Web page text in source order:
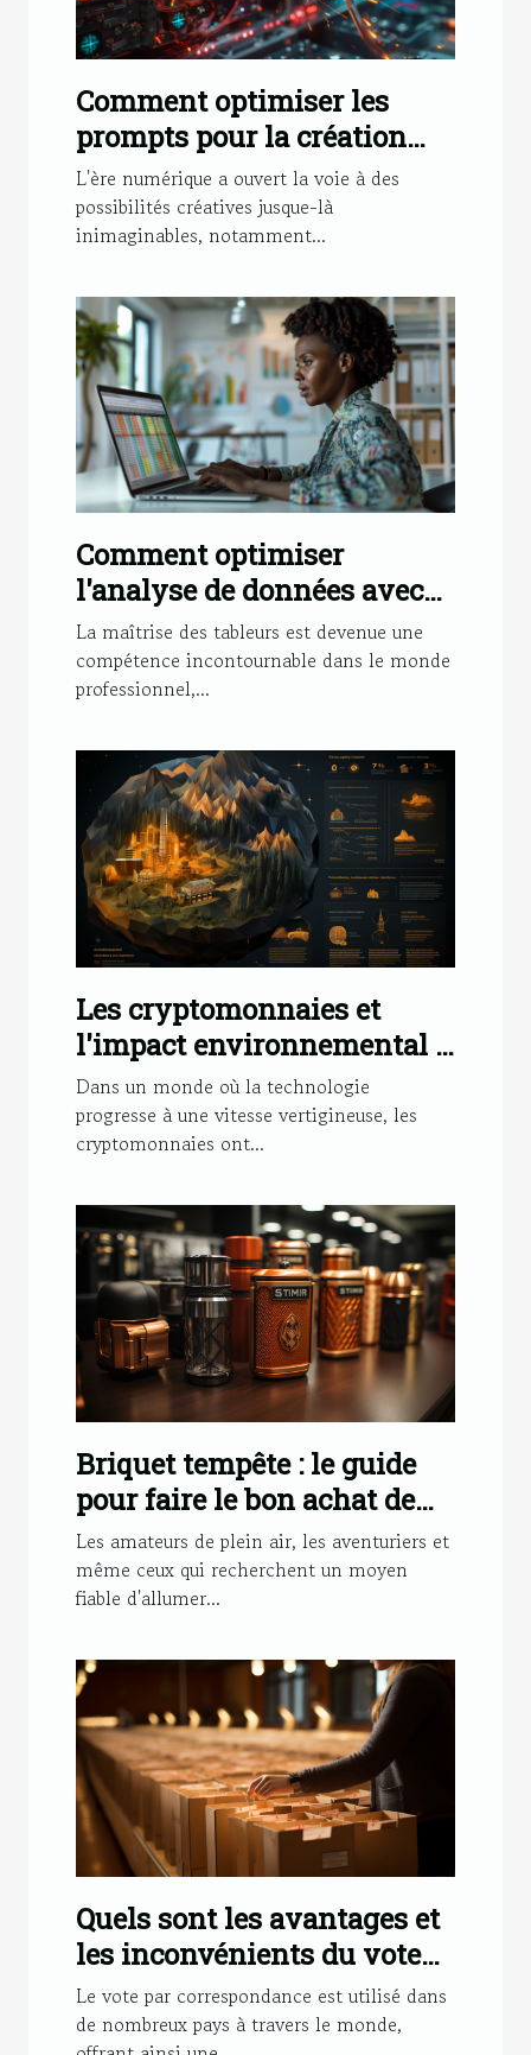
Comment optimiser les
prompts pour la création
d'images IA
L'ère numérique a ouvert la voie à des
possibilités créatives jusque-là
inimaginables, notamment...
Comment optimiser
l'analyse de données avec
des tableurs
La maîtrise des tableurs est devenue une
compétence incontournable dans le monde
professionnel,...
Les cryptomonnaies et
l'impact environnemental :
une analyse détaillée
Dans un monde où la technologie
progresse à une vitesse vertigineuse, les
cryptomonnaies ont...
Briquet tempête : le guide
pour faire le bon achat de
cet accessoire
Les amateurs de plein air, les aventuriers et
même ceux qui recherchent un moyen
fiable d'allumer...
Quels sont les avantages et
les inconvénients du vote
par correspondance ?
Le vote par correspondance est utilisé dans
de nombreux pays à travers le monde,